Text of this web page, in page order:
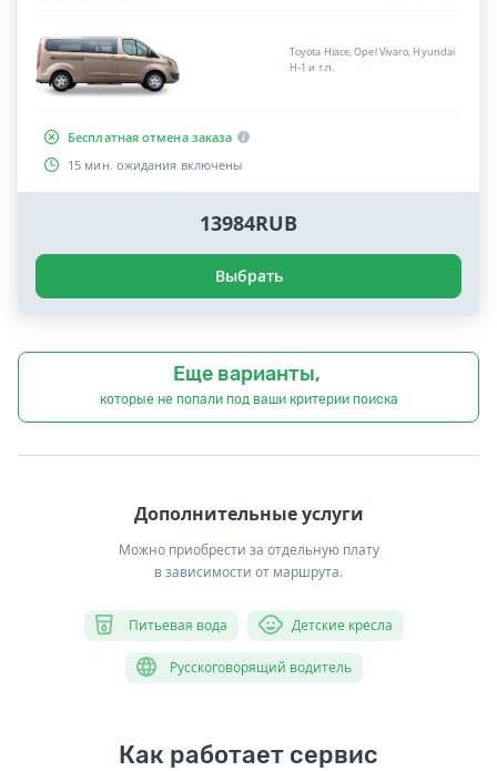
Toyota Hiace, Opel Vivaro, Hyundai
H-1 и т.п.
Бесплатная отмена заказа
15 мин. ожидания включены
13984RUB
Выбрать
Еще варианты,
которые не попали под ваши критерии поиска
Дополнительные услуги
Можно приобрести за отдельную плату
в зависимости от маршрута.
Питьевая вода Детские кресла
Русскоговорящий водитель
Как работает сервис